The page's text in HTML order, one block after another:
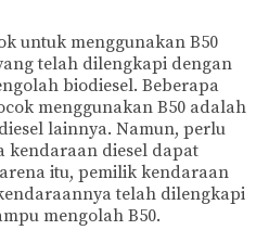
untuk menggunakan B50
telah dilengkapi dengan
biodiesel. Beberapa
menggunakan B50 adalah
lainnya. Namun, perlu
kendaraan diesel dapat
itu, pemilik kendaraan
telah dilengkapi
mengolah B50.